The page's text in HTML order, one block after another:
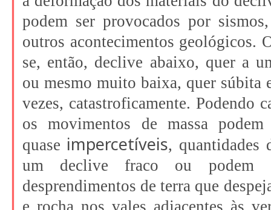
podem ser provocados por
outros acontecimentos geológicos.
se, então, declive abaixo, quer a
ou mesmo muito baixa, quer súbita
vezes, catastroficamente. Podendo
os movimentos de massa podem
quase impercetíveis, quantidades
um declive fraco ou podem
desprendimentos de terra que